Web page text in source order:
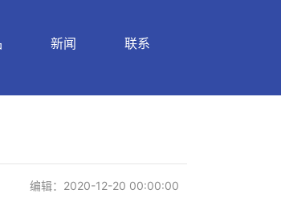
新闻 联系
编辑：2020-12-20 00:00:00